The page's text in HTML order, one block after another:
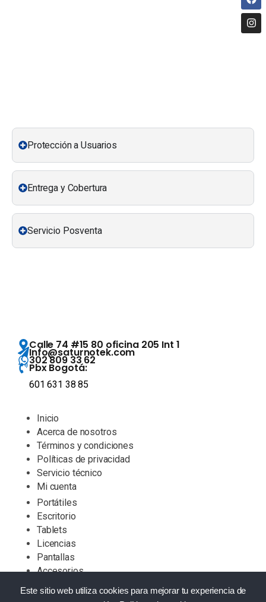
Este sitio web utiliza cookies para mejorar tu experiencia de
Protección a Usuarios
Entrega y Cobertura
Servicio Posventa
Calle 74 #15 80 oficina 205 Int 1
Info@saturnotek.com
302 809 33 62
Pbx Bogotá:
601 631 38 85
Inicio
Acerca de nosotros
Términos y condiciones
Políticas de privacidad
Servicio técnico
Mi cuenta
Portátiles
Escritorio
Tablets
Licencias
Pantallas
Accesorios